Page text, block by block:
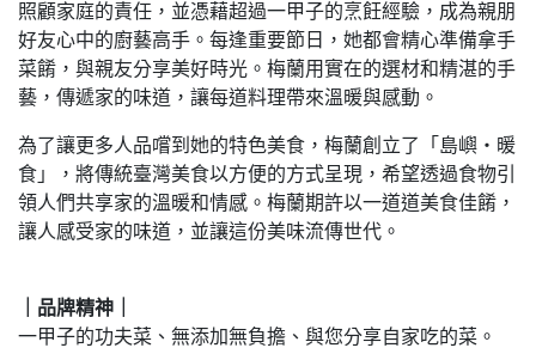
照顧家庭的責任，並憑藉超過一甲子的烹飪經驗，成為親朋
好友心中的廚藝高手。每逢重要節日，她都會精心準備拿手
菜餚，與親友分享美好時光。梅蘭用實在的選材和精湛的手
藝，傳遞家的味道，讓每道料理帶來溫暖與感動。
為了讓更多人品嚐到她的特色美食，梅蘭創立了「島嶼・暖
食」，將傳統臺灣美食以方便的方式呈現，希望透過食物引
領人們共享家的溫暖和情感。梅蘭期許以一道道美食佳餚，
讓人感受家的味道，並讓這份美味流傳世代。
｜品牌精神｜
一甲子的功夫菜、無添加無負擔、與您分享自家吃的菜。